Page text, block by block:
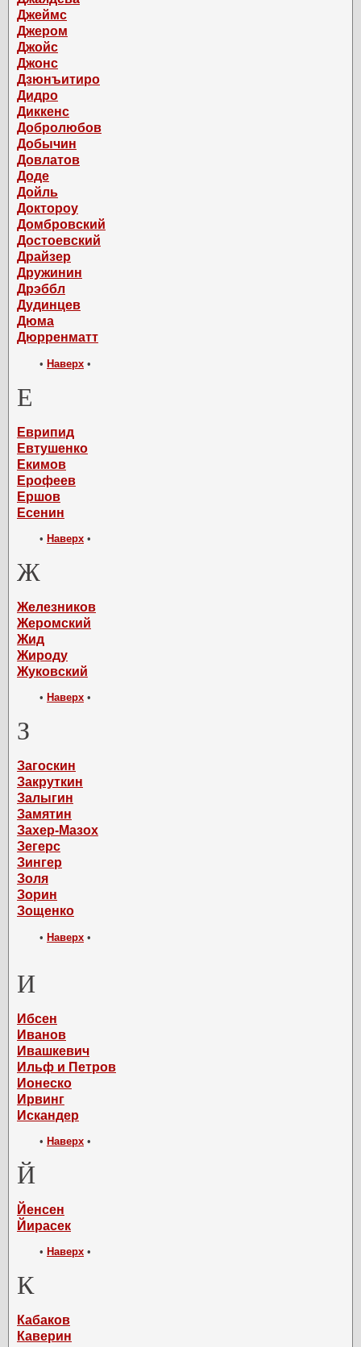
Джеймс
Джером
Джойс
Джонс
Дзюнъитиро
Дидро
Диккенс
Добролюбов
Добычин
Довлатов
Доде
Дойль
Доктороу
Домбровский
Достоевский
Драйзер
Дружинин
Дрэббл
Дудинцев
Дюма
Дюрренматт
• Наверх •
Е
Еврипид
Евтушенко
Екимов
Ерофеев
Ершов
Есенин
• Наверх •
Ж
Железников
Жеромский
Жид
Жироду
Жуковский
• Наверх •
З
Загоскин
Закруткин
Залыгин
Замятин
Захер-Мазох
Зегерс
Зингер
Золя
Зорин
Зощенко
• Наверх •
И
Ибсен
Иванов
Ивашкевич
Ильф и Петров
Ионеско
Ирвинг
Искандер
• Наверх •
Й
Йенсен
Йирасек
• Наверх •
К
Кабаков
Каверин